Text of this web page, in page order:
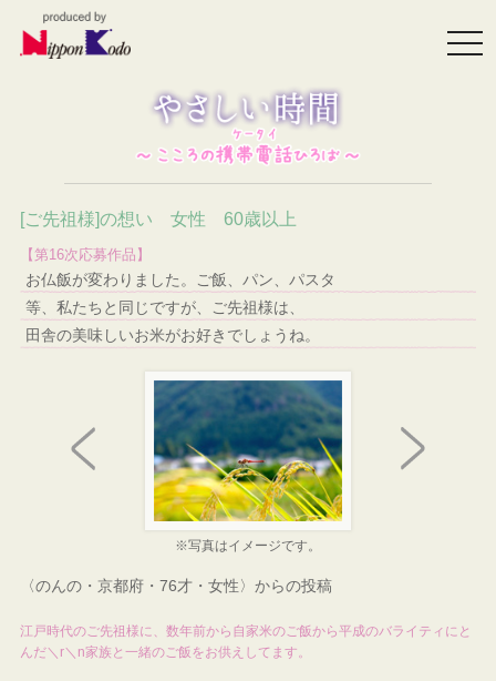
[ご先祖様]の想い 女性 60歳以上
【第16次応募作品】
お仏飯が変わりました。ご飯、パン、パスタ
等、私たちと同じですが、ご先祖様は、
田舎の美味しいお米がお好きでしょうね。
※写真はイメージです。
〈のんの・京都府・76才・女性〉からの投稿
江戸時代のご先祖様に、数年前から自家米のご飯から平成のバライティにと
んだ＼r＼n家族と一緒のご飯をお供えしてます。